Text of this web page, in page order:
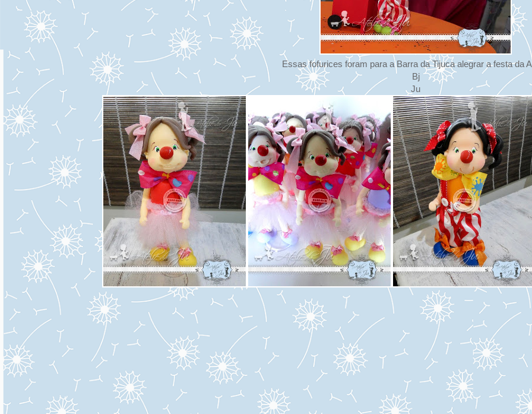
Essas fofurices foram para a Barra da Tijuca alegrar a festa da
Bj
Ju